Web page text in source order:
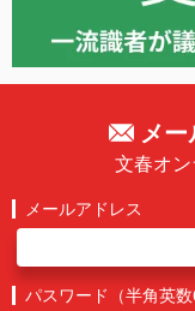
メー
文春オ
メールアドレス
パスワード（半角英